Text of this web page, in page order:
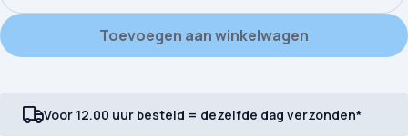
Toevoegen aan winkelwagen
Voor 12.00 uur besteld = dezelfde dag verzonden*